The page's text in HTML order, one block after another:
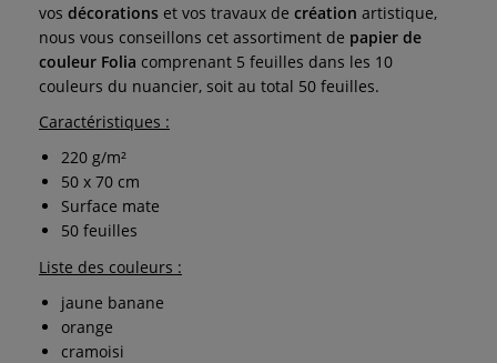
vos décorations et vos travaux de création artistique,
nous vous conseillons cet assortiment de papier de
couleur Folia comprenant 5 feuilles dans les 10
couleurs du nuancier, soit au total 50 feuilles.
Caractéristiques :
220 g/m²
50 x 70 cm
Surface mate
50 feuilles
Liste des couleurs :
jaune banane
orange
cramoisi